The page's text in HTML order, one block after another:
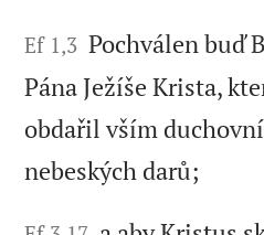
Ef 1,3 Pochválen buď
Pána Ježíše Krista,
obdařil vším
nebeských darů;